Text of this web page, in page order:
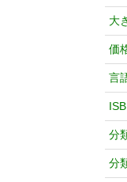
大
価
言
分
分